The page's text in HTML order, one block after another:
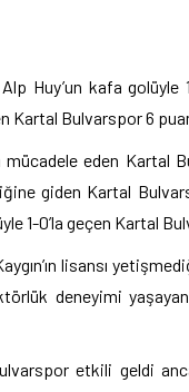
Huy’un kafa
Kartal Bulvarspor 6
eden Kartal
giden Kartal
1-0’la geçen Kartal
lisansı
deneyimi yaşayan
etkili geldi